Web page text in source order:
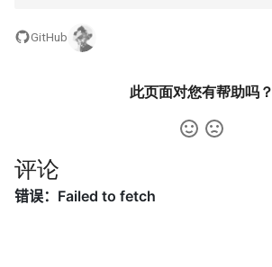
31. 栈的压入、弹出序列
32.2. 从上到下打印二叉树 II
32.3. 从上到下打印二叉树 III
33. 二叉搜索树的后序遍历序
26. 重排链表
29. 排序的循环链表
30. 插入、删除和随机访问都
4.8. 首个共同祖先
4.9. 二叉搜索树序列
4.12. 求和路径
GitHub
此页面对您有帮助吗？
评论